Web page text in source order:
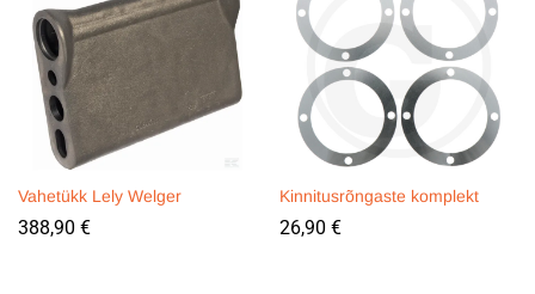
Vahetükk Lely Welger
388,90 €
Kinnitusrõngaste komplekt
26,90 €